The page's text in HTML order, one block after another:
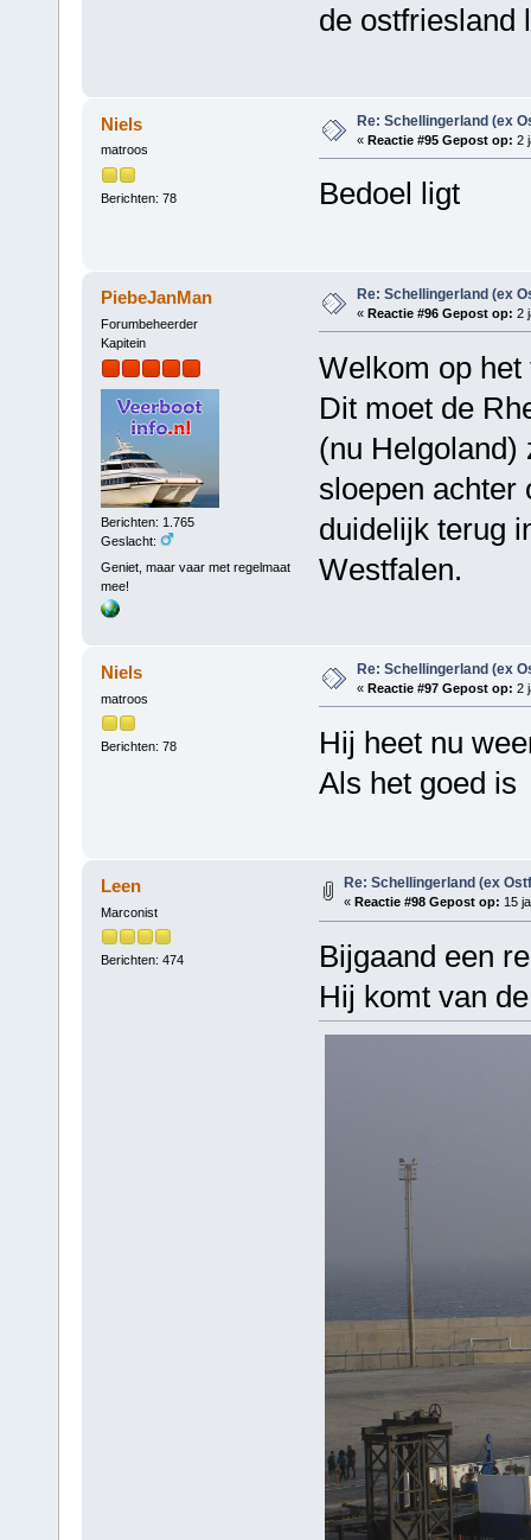
de ostfriesland
Niels
matroos
Berichten: 78
Re: Schellingerland (ex
« Reactie #95 Gepost op: 2
Bedoel ligt
PiebeJanMan
Forumbeheerder
Kapitein
Berichten: 1.765
Geslacht:
Geniet, maar vaar met regelmaat
mee!
Re: Schellingerland (ex
« Reactie #96 Gepost op: 2
Welkom op het
Dit moet de
(nu Helgoland)
sloepen achter
duidelijk terug
Westfalen.
Niels
matroos
Berichten: 78
Re: Schellingerland (ex
« Reactie #97 Gepost op: 2
Hij heet nu
Als het goed is
Leen
Marconist
Berichten: 474
Re: Schellingerland (ex
« Reactie #98 Gepost op: 15
Bijgaand een
Hij komt van